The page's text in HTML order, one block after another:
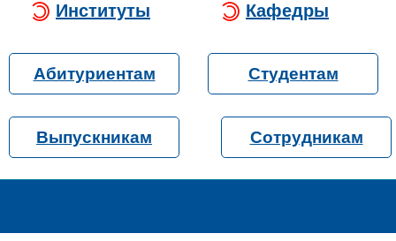
Институты Кафедры
Абитуриентам Студентам
Выпускникам Сотрудникам